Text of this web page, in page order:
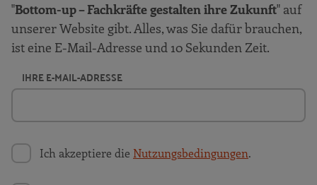
"Bottom-up – Fachkräfte gestalten ihre Zukunft" auf
unserer Website gibt. Alles, was Sie dafür brauchen,
ist eine E-Mail-Adresse und 10 Sekunden Zeit.
IHRE E-MAIL-ADRESSE
Ich akzeptiere die Nutzungsbedingungen.